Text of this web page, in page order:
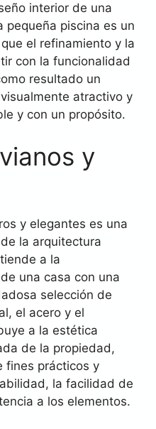
interior de una
pequeña piscina es un
el refinamiento y la
con la funcionalidad
resultado un
atractivo y
y con un propósito.
y
y elegantes es una
la arquitectura
a la
una casa con una
selección de
el acero y el
a la estética
de la propiedad,
fines prácticos y
la facilidad de
a los elementos.